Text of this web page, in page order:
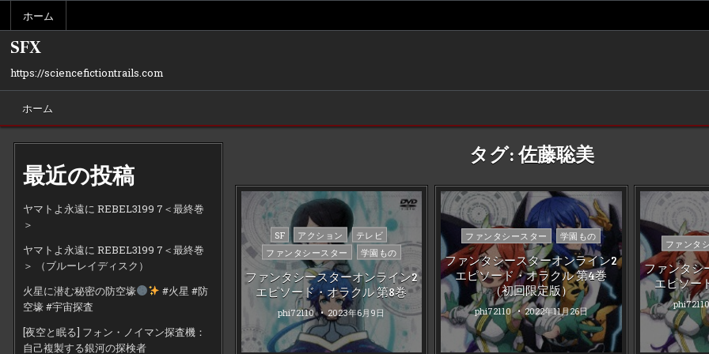
content
ホーム
SFX
https://sciencefictiontrails.com
ホーム
最近の投稿
ヤマトよ永遠に REBEL3199 7＜最終巻
＞
ヤマトよ永遠に REBEL3199 7＜最終巻
＞ （ブルーレイディスク）
火星に潜む秘密の防空壕
#火星 #防
空壕 #宇宙探査
[夜空と眠る] フォン・ノイマン探査機：
自己複製する銀河の探検者
タグ:佐藤聡美
Posted
in
SF アクション
テレビ
ファンタシースター
学園もの
ファンタシースターオンライン2
エピソード・オラクル 第8巻
phi72110 2023年6月9日
Posted
in
ファンタシースター 学園もの
ファンタシースターオンライン2
エピソード・オラクル 第4巻
（初回限定版）
phi72110 2022年11月26日
Posted
in
ファンタ
ファンタシ
エピソー